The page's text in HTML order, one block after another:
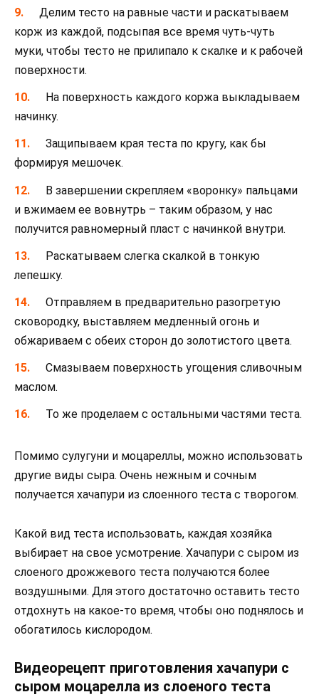
Делим тесто на равные части и раскатываем
корж из каждой, подсыпая все время чуть-чуть
муки, чтобы тесто не прилипало к скалке и к рабочей
поверхности.
На поверхность каждого коржа выкладываем
начинку.
Защипываем края теста по кругу, как бы
формируя мешочек.
В завершении скрепляем «воронку» пальцами
и вжимаем ее вовнутрь – таким образом, у нас
получится равномерный пласт с начинкой внутри.
Раскатываем слегка скалкой в тонкую
лепешку.
Отправляем в предварительно разогретую
сковородку, выставляем медленный огонь и
обжариваем с обеих сторон до золотистого цвета.
Смазываем поверхность угощения сливочным
маслом.
То же проделаем с остальными частями теста.
Помимо сулугуни и моцареллы, можно использовать
другие виды сыра. Очень нежным и сочным
получается хачапури из слоенного теста с творогом.
Какой вид теста использовать, каждая хозяйка
выбирает на свое усмотрение. Хачапури с сыром из
слоеного дрожжевого теста получаются более
воздушными. Для этого достаточно оставить тесто
отдохнуть на какое-то время, чтобы оно поднялось и
обогатилось кислородом.
Видеорецепт приготовления хачапури с
сыром моцарелла из слоеного теста